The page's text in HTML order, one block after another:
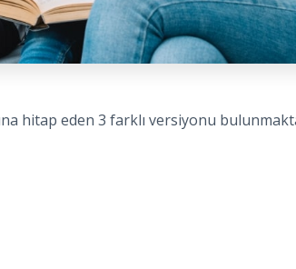
hitap eden 3 farklı versiyonu